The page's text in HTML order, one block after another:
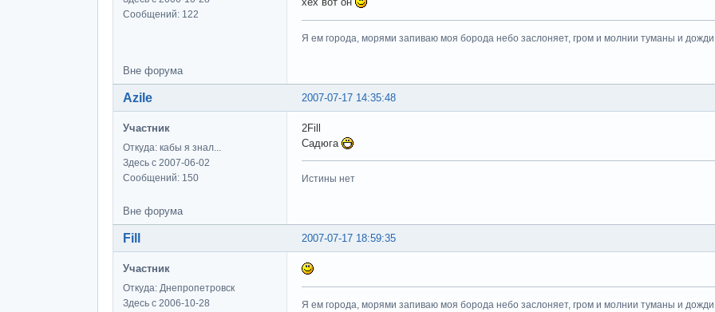
Сообщений: 122
Я ем города, морями запиваю моя борода небо заслоняет, гром и молнии туманы и дожди...
Вне форума
2007-07-17 14:35:48
Azile
Участник
Откуда: кабы я знал...
Здесь с 2007-06-02
Сообщений: 150
2Fill
Садюга
Истины нет
Вне форума
2007-07-17 18:59:35
Fill
Участник
Откуда: Днепропетровск
Здесь с 2006-10-28
Я ем города, морями запиваю моя борода небо заслоняет, гром и молнии туманы и